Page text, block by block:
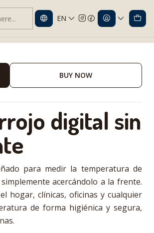
EN
BUY NOW
digital sin
para medir la temperatura de
acercándolo a la frente.
hogar, clínicas, oficinas y cualquier
de forma higiénica y segura,